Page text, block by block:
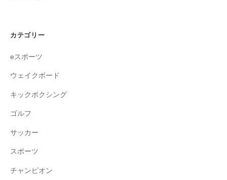
カテゴリー
eスポーツ
ウェイクボード
キックボクシング
ゴルフ
サッカー
スポーツ
チャンピオン